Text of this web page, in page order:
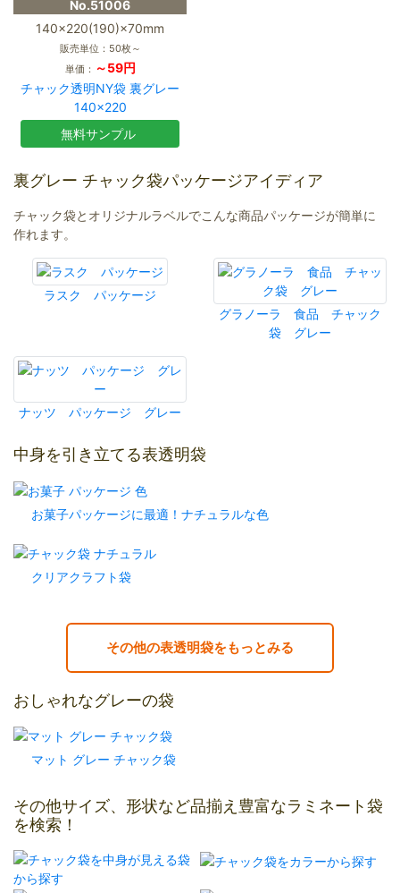
No.51006
140×220(190)×70mm
販売単位：50枚～
単価： ～59円
チャック透明NY袋 裏グレー
140×220
無料サンプル
裏グレー チャック袋パッケージアイディア
チャック袋とオリジナルラベルでこんな商品パッケージが簡単に
作れます。
ラスク パッケージ
グラノーラ 食品 チャック
袋 グレー
ナッツ パッケージ グレー
中身を引き立てる表透明袋
お菓子パッケージに最適！ナチュラルな色
クリアクラフト袋
その他の表透明袋をもっとみる
おしゃれなグレーの袋
マット グレー チャック袋
その他サイズ、形状など品揃え豊富なラミネート袋
を検索！